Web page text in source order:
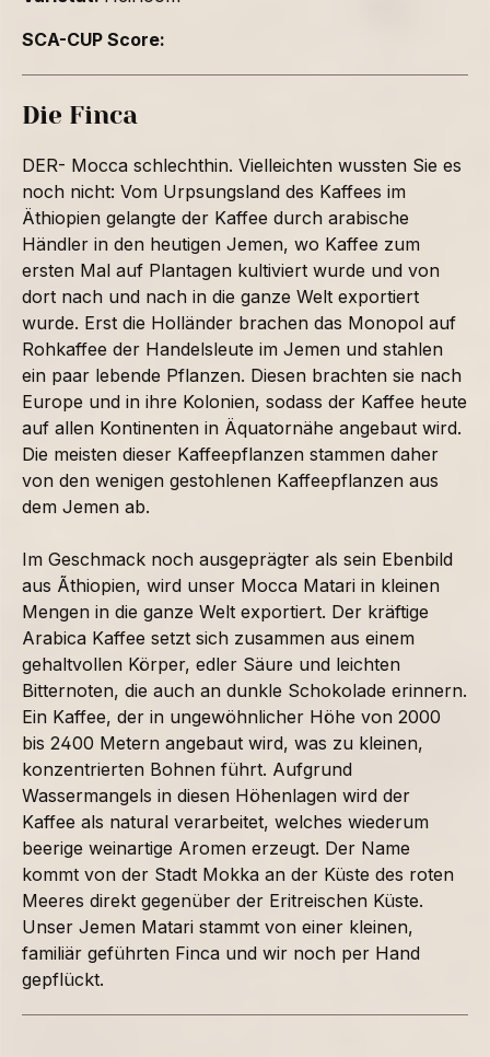
SCA-CUP Score:
Die Finca
DER- Mocca schlechthin. Vielleichten wussten Sie es
noch nicht: Vom Urpsungsland des Kaffees im
Äthiopien gelangte der Kaffee durch arabische
Händler in den heutigen Jemen, wo Kaffee zum
ersten Mal auf Plantagen kultiviert wurde und von
dort nach und nach in die ganze Welt exportiert
wurde. Erst die Holländer brachen das Monopol auf
Rohkaffee der Handelsleute im Jemen und stahlen
ein paar lebende Pflanzen. Diesen brachten sie nach
Europe und in ihre Kolonien, sodass der Kaffee heute
auf allen Kontinenten in Äquatornähe angebaut wird.
Die meisten dieser Kaffeepflanzen stammen daher
von den wenigen gestohlenen Kaffeepflanzen aus
dem Jemen ab.
Im Geschmack noch ausgeprägter als sein Ebenbild
aus Ãthiopien, wird unser Mocca Matari in kleinen
Mengen in die ganze Welt exportiert. Der kräftige
Arabica Kaffee setzt sich zusammen aus einem
gehaltvollen Körper, edler Säure und leichten
Bitternoten, die auch an dunkle Schokolade erinnern.
Ein Kaffee, der in ungewöhnlicher Höhe von 2000
bis 2400 Metern angebaut wird, was zu kleinen,
konzentrierten Bohnen führt. Aufgrund
Wassermangels in diesen Höhenlagen wird der
Kaffee als natural verarbeitet, welches wiederum
beerige weinartige Aromen erzeugt. Der Name
kommt von der Stadt Mokka an der Küste des roten
Meeres direkt gegenüber der Eritreischen Küste.
Unser Jemen Matari stammt von einer kleinen,
familiär geführten Finca und wir noch per Hand
gepflückt.